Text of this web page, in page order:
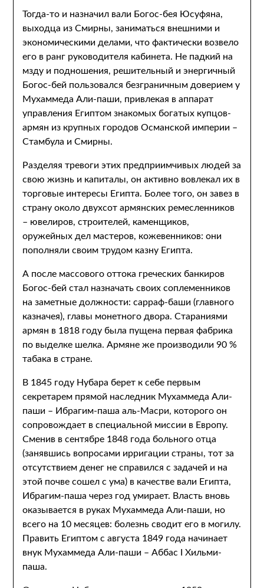
Тогда-то и назначил вали Богос-бея Юсуфяна,
выходца из Смирны, заниматься внешними и
экономическими делами, что фактически возвело
его в ранг руководителя кабинета. Не падкий на
мзду и подношения, решительный и энергичный
Богос-бей пользовался безграничным доверием у
Мухаммеда Али-паши, привлекая в аппарат
управления Египтом знакомых богатых купцов-
армян из крупных городов Османской империи –
Стамбула и Смирны.
Разделяя тревоги этих предприимчивых людей за
свою жизнь и капиталы, он активно вовлекал их в
торговые интересы Египта. Более того, он завез в
страну около двухсот армянских ремесленников
– ювелиров, строителей, каменщиков,
оружейных дел мастеров, кожевенников: они
пополняли своим трудом казну Египта.
А после массового оттока греческих банкиров
Богос-бей стал назначать своих соплеменников
на заметные должности: сарраф-баши (главного
казначея), главы монетного двора. Стараниями
армян в 1818 году была пущена первая фабрика
по выделке шелка. Армяне же производили 90 %
табака в стране.
В 1845 году Нубара берет к себе первым
секретарем прямой наследник Мухаммеда Али-
паши – Ибрагим-паша аль-Масри, которого он
сопровождает в специальной миссии в Европу.
Сменив в сентябре 1848 года больного отца
(занявшись вопросами ирригации страны, тот за
отсутствием денег не справился с задачей и на
этой почве сошел с ума) в качестве вали Египта,
Ибрагим-паша через год умирает. Власть вновь
оказывается в руках Мухаммеда Али-паши, но
всего на 10 месяцев: болезнь сводит его в могилу.
Править Египтом с августа 1849 года начинает
внук Мухаммеда Али-паши – Аббас I Хильми-
паша.